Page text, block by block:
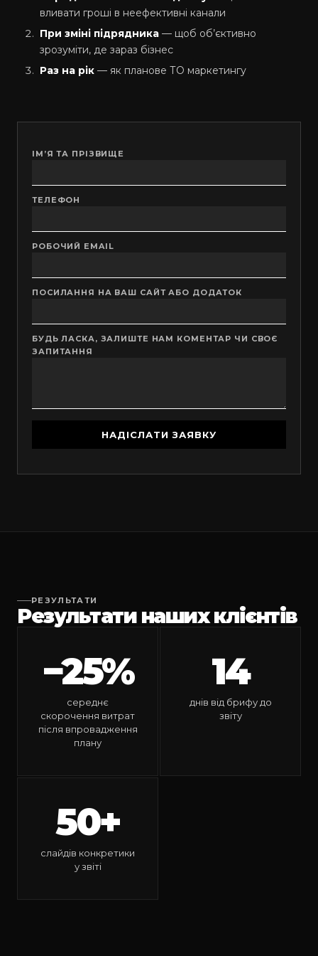
вливати гроші в неефективні канали
При зміні підрядника — щоб об’єктивно
зрозуміти, де зараз бізнес
Раз на рік — як планове ТО маркетингу
ІМʼЯ ТА ПРІЗВИЩЕ
ТЕЛЕФОН
РОБОЧИЙ EMAIL
ПОСИЛАННЯ НА ВАШ САЙТ АБО ДОДАТОК
БУДЬ ЛАСКА, ЗАЛИШТЕ НАМ КОМЕНТАР ЧИ СВОЄ
ЗАПИТАННЯ
РЕЗУЛЬТАТИ
Результати наших клієнтів
−25%
середнє
скорочення витрат
після впровадження
плану
14
днів від брифу до
звіту
50+
слайдів конкретики
у звіті